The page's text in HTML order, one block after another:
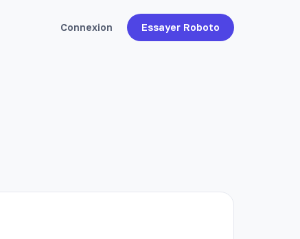
Connexion Essayer Roboto